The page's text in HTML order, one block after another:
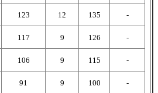
123 12 135
-
117 9 126
-
106 9 115
-
91 9 100
-